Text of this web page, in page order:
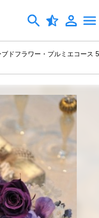
ブドフラワー・プルミエコース 5